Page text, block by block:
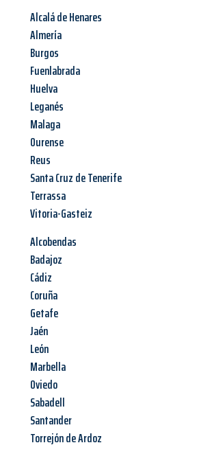
Alcalá de Henares
Almería
Burgos
Fuenlabrada
Huelva
Leganés
Malaga
Ourense
Reus
Santa Cruz de Tenerife
Terrassa
Vitoria-Gasteiz
Alcobendas
Badajoz
Cádiz
Coruña
Getafe
Jaén
León
Marbella
Oviedo
Sabadell
Santander
Torrejón de Ardoz